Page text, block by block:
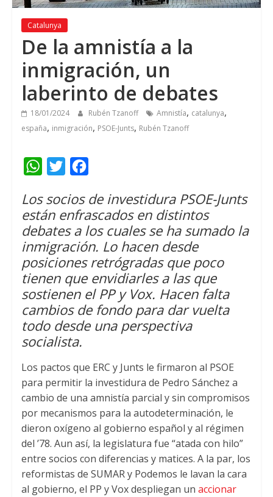
Catalunya
De la amnistía a la
inmigración, un
laberinto de debates
18/01/2024 Rubén Tzanoff Amnistía, catalunya,
españa, inmigración, PSOE-Junts, Rubén Tzanoff
W
a
t
s
A
p
p
i
t
t
e
r
c
e
b
o
o
k
Los socios de investidura PSOE-Junts
están enfrascados en distintos
debates a los cuales se ha sumado la
inmigración. Lo hacen desde
posiciones retrógradas que poco
tienen que envidiarles a las que
sostienen el PP y Vox. Hacen falta
cambios de fondo para dar vuelta
todo desde una perspectiva
socialista.
Los pactos que ERC y Junts le firmaron al PSOE
para permitir la investidura de Pedro Sánchez a
cambio de una amnistía parcial y sin compromisos
por mecanismos para la autodeterminación, le
dieron oxígeno al gobierno español y al régimen
del ’78. Aun así, la legislatura fue “atada con hilo”
entre socios con diferencias y matices. A la par, los
reformistas de SUMAR y Podemos le lavan la cara
al gobierno, el PP y Vox despliegan un accionar